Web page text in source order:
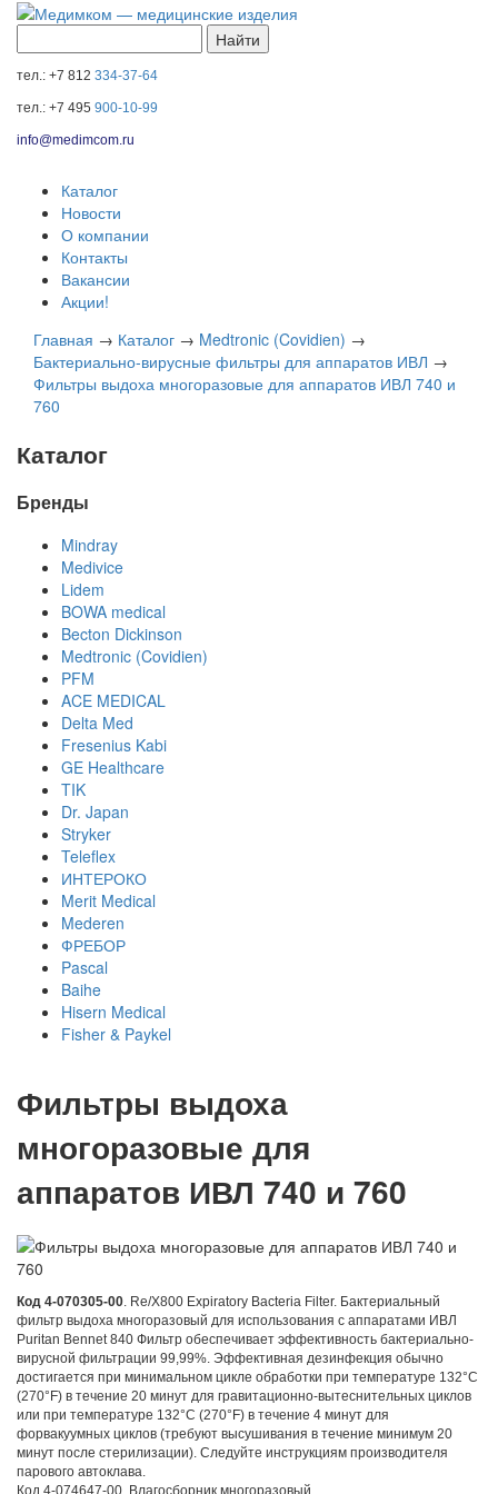
тел.: +7 812 334-37-64
тел.: +7 495 900-10-99
info@medimcom.ru
Каталог
Новости
О компании
Контакты
Вакансии
Акции!
Главная → Каталог → Medtronic (Covidien) →
Бактериально-вирусные фильтры для аппаратов ИВЛ →
Фильтры выдоха многоразовые для аппаратов ИВЛ 740 и
760
Каталог
Бренды
Mindray
Medivice
Lidem
BOWA medical
Becton Dickinson
Medtronic (Covidien)
PFM
ACE MEDICAL
Delta Med
Fresenius Kabi
GE Healthcare
TIK
Dr. Japan
Stryker
Teleflex
ИНТЕРОКО
Merit Medical
Mederen
ФРЕБОР
Pascal
Baihe
Hisern Medical
Fisher & Paykel
Фильтры выдоха
многоразовые для
аппаратов ИВЛ 740 и 760
Код 4-070305-00. Re/X800 Expiratory Bacteria Filter. Бактериальный
фильтр выдоха многоразовый для использования с аппаратами ИВЛ
Puritan Bennet 840 Фильтр обеспечивает эффективность бактериально-
вирусной фильтрации 99,99%. Эффективная дезинфекция обычно
достигается при минимальном цикле обработки при температуре 132°C
(270°F) в течение 20 минут для гравитационно-вытеснительных циклов
или при температуре 132°C (270°F) в течение 4 минут для
форвакуумных циклов (требуют высушивания в течение минимум 20
минут после стерилизации). Следуйте инструкциям производителя
парового автоклава.
Код 4-074647-00. Влагосборник многоразовый.